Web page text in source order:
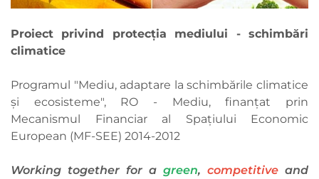
Proiect privind protecția mediului - schimbări
climatice
Programul "Mediu, adaptare la schimbările climatice
şi ecosisteme", RO - Mediu, finanțat prin
Mecanismul Financiar al Spațiului Economic
European (MF-SEE) 2014-2012
Working together for a green, competitive and